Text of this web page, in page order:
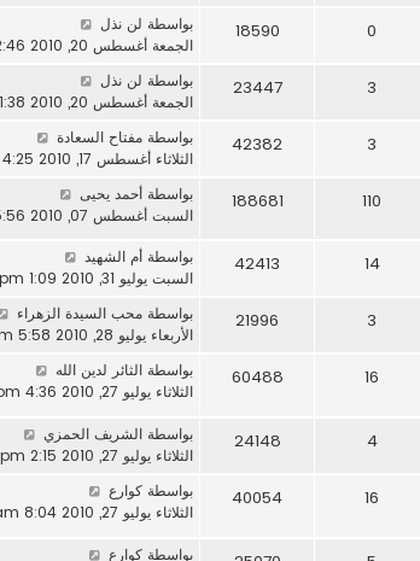
0
18590 بواسطة لن نذل
الجمعة أغسطس 20, 2010 2:46 am
3
23447 بواسطة لن نذل
الجمعة أغسطس 20, 2010 1:38 am
3
42382 بواسطة مفتاح السعادة
الثلاثاء أغسطس 17, 2010 4:25 pm
110
188681 بواسطة أحمد يحيى
السبت أغسطس 07, 2010 5:56 pm
14
42413 بواسطة أم الشهيد
السبت يوليو 31, 2010 1:09 pm
3
21996 بواسطة محب السيدة الزهراء
الأربعاء يوليو 28, 2010 5:58 pm
16
60488 بواسطة الثائر لدين الله
الثلاثاء يوليو 27, 2010 4:36 pm
4
24148 بواسطة الشريف الحمزي
الثلاثاء يوليو 27, 2010 2:15 pm
16
40054 بواسطة كوارع
الثلاثاء يوليو 27, 2010 8:04 am
بواسطة كوارع